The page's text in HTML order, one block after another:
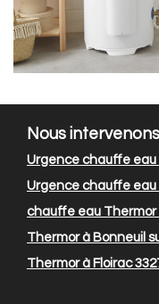
Nous
Urgence chauffe eau
Urgence chauffe eau
chauffe eau Thermor
Thermor à Bonneuil
Thermor à Floirac